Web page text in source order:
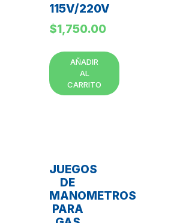
115V/220V
$1,750.00
AÑADIR
AL
CARRITO
JUEGOS
DE
MANOMETROS
PARA